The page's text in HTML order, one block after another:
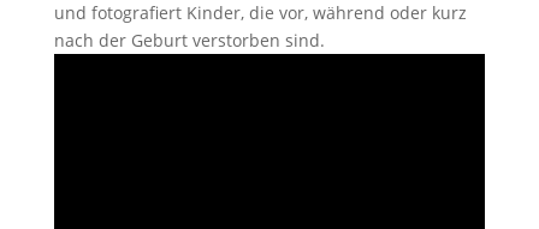
und fotografiert Kinder, die vor, während oder kurz
nach der Geburt verstorben sind.